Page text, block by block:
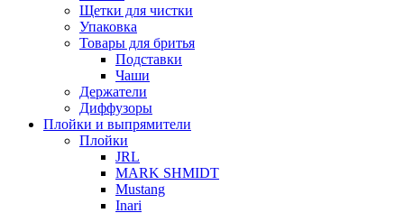
Щетки для чистки
Упаковка
Товары для бритья
Подставки
Чаши
Держатели
Диффузоры
Плойки и выпрямители
Плойки
JRL
MARK SHMIDT
Mustang
Inari